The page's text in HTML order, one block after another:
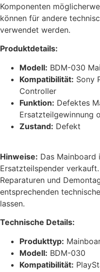
Komponenten
können für andere
verwendet werden.
Produktdetails:
Modell: BDM-030
Kompatibilität: Sony
Controller
Funktion: Defektes
Ersatzteilgewinnung
Zustand: Defekt
Hinweise: Das
Ersatzteilspender
Reparaturen und
entsprechenden
lassen.
Technische Details:
Produkttyp:
Modell: BDM-030
Kompatibilität: